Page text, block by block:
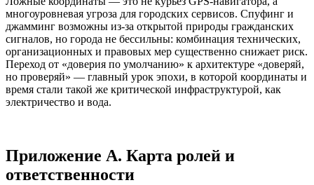
многоуровневая угроза для городских сервисов. Спуфинг и
джамминг возможны из‑за открытой природы гражданских
сигналов, но города не бессильны: комбинация технических,
организационных и правовых мер существенно снижает риск.
Переход от «доверия по умолчанию» к архитектуре «доверяй,
но проверяй» — главный урок эпохи, в которой координаты и
время стали такой же критической инфраструктурой, как
электричество и вода.
Приложение A. Карта ролей и
ответственности